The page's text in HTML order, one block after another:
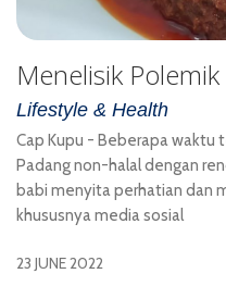
Menelisik
Lifestyle & Health
Cap Kupu - Beberapa waktu
Padang non-halal dengan
babi menyita perhatian dan
khususnya media sosial
23 JUNE 2022